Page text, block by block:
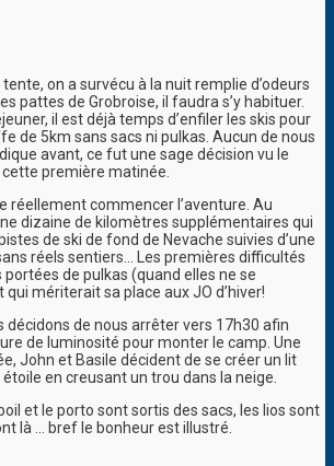
on a survécu à la nuit remplie d’odeurs
pattes de Grobroise, il faudra s’y habituer.
il est déjà temps d’enfiler les skis pour
de 5km sans sacs ni pulkas. Aucun de nous
avant, ce fut une sage décision vu le
première matinée.
réellement commencer l’aventure. Au
dizaine de kilomètres supplémentaires qui
de ski de fond de Nevache suivies d’une
réels sentiers… Les premières difficultés
de pulkas (quand elles ne se
mériterait sa place aux JO d’hiver!
décidons de nous arrêter vers 17h30 afin
de luminosité pour monter le camp. Une
John et Basile décident de se créer un lit
en creusant un trou dans la neige.
et le porto sont sortis des sacs, les lios sont
là … bref le bonheur est illustré.